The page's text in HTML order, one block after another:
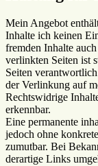
Mein Angebot
Inhalte ich keinen
fremden Inhalte
verlinkten Seiten ist
Seiten
der Verlinkung auf
Rechtswidrige
erkennbar.
Eine permanente
jedoch ohne
zumutbar. Bei
derartige Links